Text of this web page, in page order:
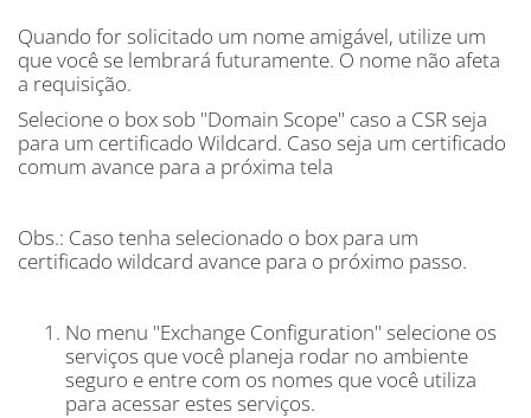
Quando for solicitado um nome amigável, utilize um
que você se lembrará futuramente. O nome não afeta
a requisição.
Selecione o box sob "Domain Scope" caso a CSR seja
para um certificado Wildcard. Caso seja um certificado
comum avance para a próxima tela
Obs.: Caso tenha selecionado o box para um
certificado wildcard avance para o próximo passo.
No menu "Exchange Configuration" selecione os
serviços que você planeja rodar no ambiente
seguro e entre com os nomes que você utiliza
para acessar estes serviços.